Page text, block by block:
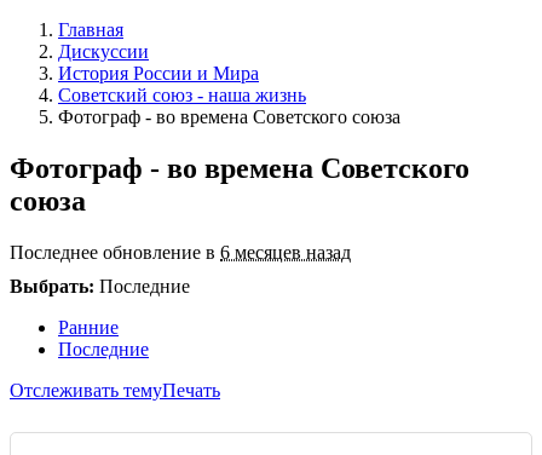
Главная
Дискуссии
История России и Мира
Советский союз - наша жизнь
Фотограф - во времена Советского союза
Фотограф - во времена Советского
союза
Последнее обновление в 6 месяцев назад
Выбрать: Последние
Ранние
Последние
Отслеживать темуПечать